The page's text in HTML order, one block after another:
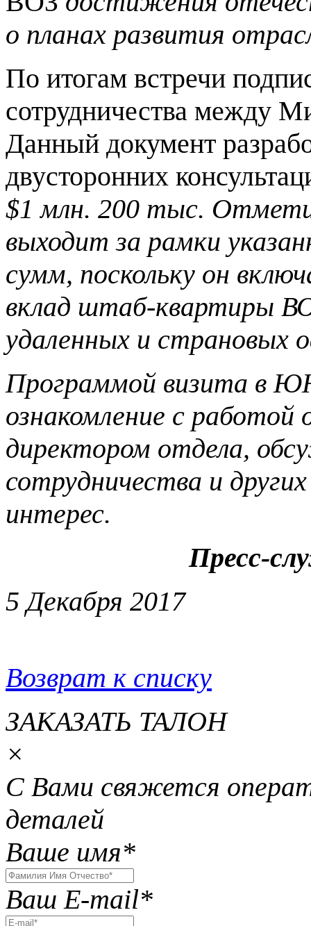
о планах развития
По итогам встречи
сотрудничества между
Данный документ
двусторонних
$1 млн. 200 тыс.
выходит за рамки
сумм, поскольку он
вклад штаб-квартиры
удаленных и страновых
Программой визита в
ознакомление с
директором отдела,
сотрудничества и
интерес.
Пресс-
5 Декабря 2017
Возврат к списку
ЗАКАЗАТЬ ТАЛОН
×
С Вами свяжется
деталей
Ваше имя*
Ваш E-mail*